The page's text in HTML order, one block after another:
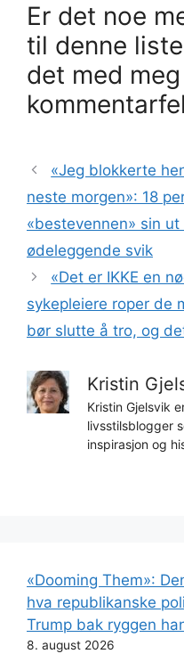
Er det noe
til denne
det med
«Jeg blokkerte
neste morgen»: 18
«bestevennen» sin
ødeleggende svik
«Det er IKKE en
sykepleiere roper de
bør slutte å tro, og
Kristin
Kristin Gjelsvik
livsstilsblogger
inspirasjon og
«Dooming Them»:
hva republikanske
Trump bak ryggen
8. august 2026